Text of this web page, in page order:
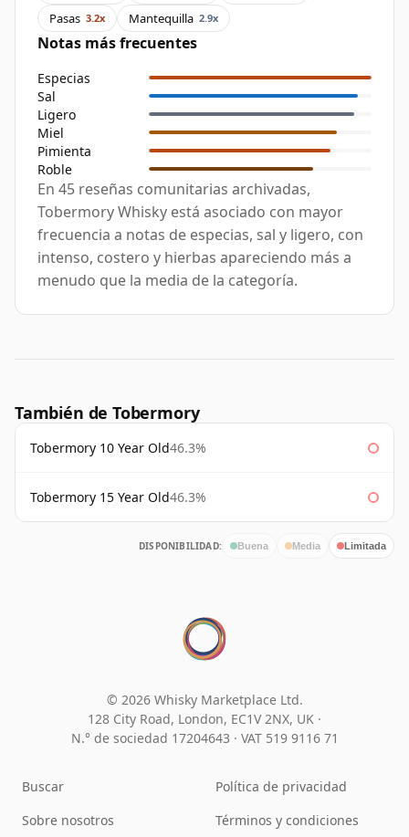
Pasas 3.2x Mantequilla 2.9x
Notas más frecuentes
Especias
Sal
Ligero
Miel
Pimienta
Roble
En 45 reseñas comunitarias archivadas,
Tobermory Whisky está asociado con mayor
frecuencia a notas de especias, sal y ligero, con
intenso, costero y hierbas apareciendo más a
menudo que la media de la categoría.
También de Tobermory
Tobermory 10 Year Old46.3%
Tobermory 15 Year Old46.3%
DISPONIBILIDAD: Buena Media Limitada
© 2026 Whisky Marketplace Ltd.
128 City Road, London, EC1V 2NX, UK ·
N.° de sociedad 17204643 · VAT 519 9116 71
Buscar
Sobre nosotros
Política de privacidad
Términos y condiciones